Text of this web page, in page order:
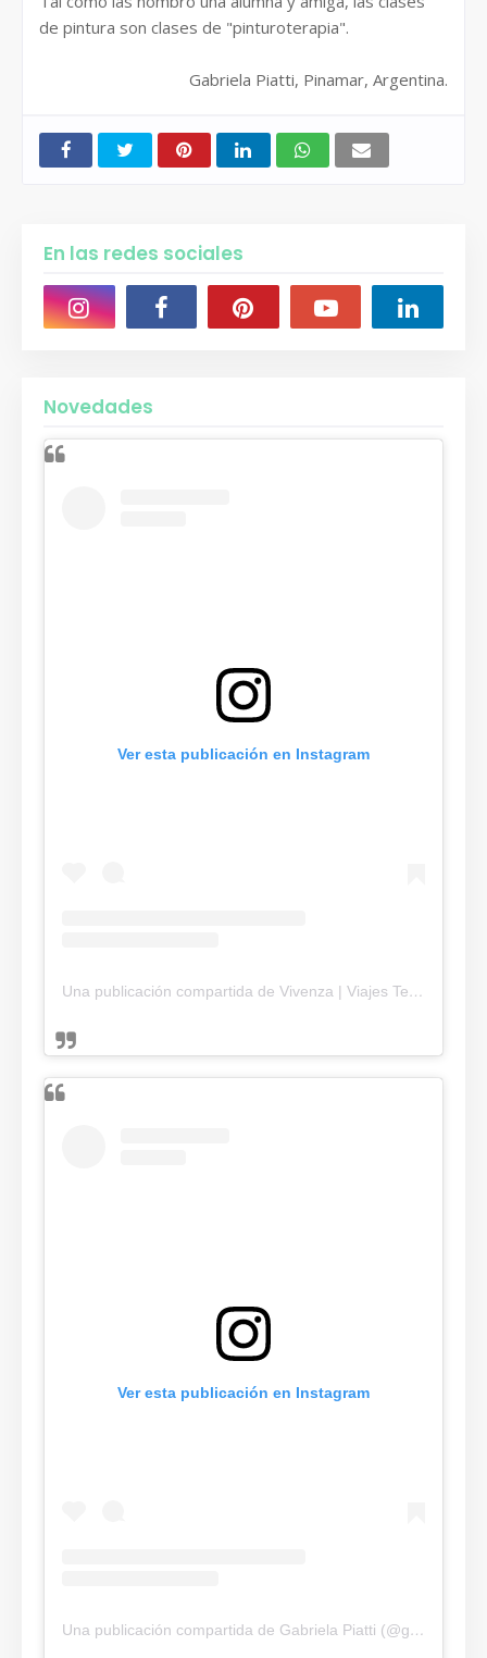
de pintura son clases de "pinturoterapia".
Gabriela Piatti, Pinamar, Argentina.
En las redes sociales
Novedades
Ver esta publicación en Instagram
Una publicación compartida de Vivenza | Viajes Temáticos (@vivenza_ok)
Ver esta publicación en Instagram
Una publicación compartida de Gabriela Piatti (@gabriela_piatti_arte)